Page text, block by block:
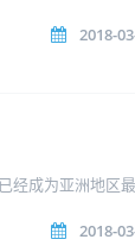
2018-
成为亚洲地区
2018-